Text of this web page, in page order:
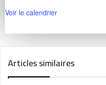
Voir le calendrier
Articles similaires